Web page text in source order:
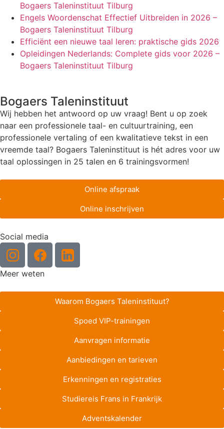
Bogaers Taleninstituut Tilburg
Engels Woordenschat Effectief Uitbreiden in 2026 –
Bogaers Taleninstituut Tilburg
Efficiënt een nieuwe taal leren: praktische gids 2026
Opleidingen Nederlands: Complete gids voor 2026 –
Bogaers Taleninstituut Tilburg
Bogaers Taleninstituut
Wij hebben het antwoord op uw vraag! Bent u op zoek
naar een professionele taal- en cultuurtraining, een
professionele vertaling of een kwalitatieve tekst in een
vreemde taal? Bogaers Taleninstituut is hét adres voor uw
taal oplossingen in 25 talen en 6 trainingsvormen!
Online afspraak
Online inschrijven
Social media
Meer weten
Waarom Bogaers Taleninstituut?
Spoed VIP-trainingen
Aanvragen informatie
Aanbiedingen en tarieven
Erkenningen en registraties
Studiereis Frans in Frankrijk
Adventskalender